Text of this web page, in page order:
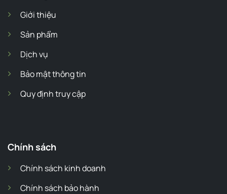
Giới thiệu
Sản phẩm
Dịch vụ
Bảo mật thông tin
Quy định truy cập
Chính sách
Chính sách kinh doanh
Chính sách bảo hành